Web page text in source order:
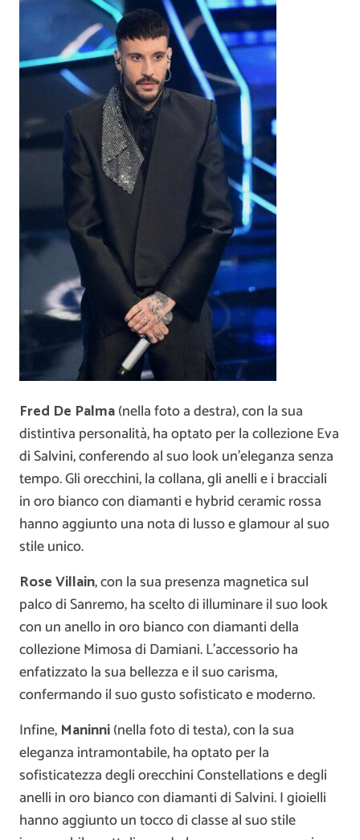
Fred De Palma(nella foto a destra), con la sua
distintiva personalità, ha optato per la collezione Eva
di Salvini, conferendo al suo look un’eleganza senza
tempo. Gli orecchini, la collana, gli anelli e i bracciali
in oro bianco con diamanti e hybrid ceramic rossa
hanno aggiunto una nota di lusso e glamour al suo
stile unico.
Rose Villain, con la sua presenza magnetica sul
palco di Sanremo, ha scelto di illuminare il suo look
con un anello in oro bianco con diamanti della
collezione Mimosa di Damiani. L’accessorio ha
enfatizzato la sua bellezza e il suo carisma,
confermando il suo gusto sofisticato e moderno.
Infine, Maninni(nella foto di testa), con la sua
eleganza intramontabile, ha optato per la
sofisticatezza degli orecchini Constellations e degli
anelli in oro bianco con diamanti di Salvini. I gioielli
hanno aggiunto un tocco di classe al suo stile